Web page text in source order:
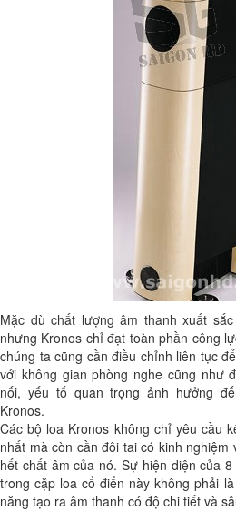
Mặc dù chất lượng âm thanh xuất
nhưng Kronos chỉ đạt toàn phần công
chúng ta cũng cần điều chỉnh liên tục
với không gian phòng nghe cũng như
nối, yếu tố quan trọng ảnh hưởng
Kronos.
Các bộ loa Kronos không chỉ yêu cầu
nhất mà còn cần đôi tai có kinh
hết chất âm của nó. Sự hiện diện của
trong cặp loa cổ điển này không phải
năng tạo ra âm thanh có độ chi tiết và